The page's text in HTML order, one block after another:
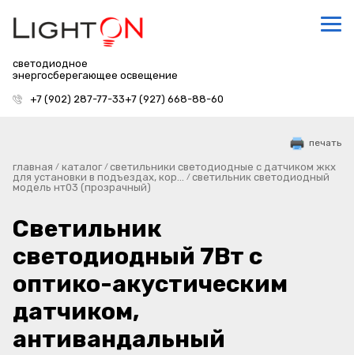
светодиодное
энергосберегающее освещение
+7 (902) 287-77-33+7 (927) 668-88-60
печать
главная / каталог /светильники светодиодные с датчиком жкх
для установки в подъездах, кор... /светильник светодиодный
модель нт03 (прозрачный)
Светильник
светодиодный 7Вт с
оптико-акустическим
датчиком,
антивандальный